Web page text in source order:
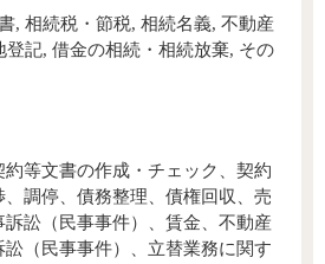
, 相続税・節税, 相続名義, 不動産
登記, 借金の相続・相続放棄, その
約等文書の作成・チェック、契約
調停、債務整理、債権回収、売
訟（民事事件）、賃金、不動産
（民事事件）、立替業務に関す